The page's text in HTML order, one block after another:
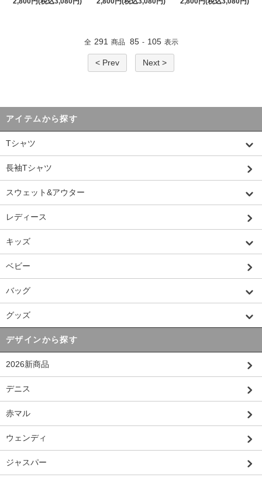
全 291 商品 85 - 105 表示
< Prev Next >
アイテムから探す
Tシャツ
長袖Tシャツ
スウェット&アウター
レディース
キッズ
ベビー
バッグ
グッズ
デザインから探す
2026新商品
デニス
赤マル
ウェンディ
ジャスパー